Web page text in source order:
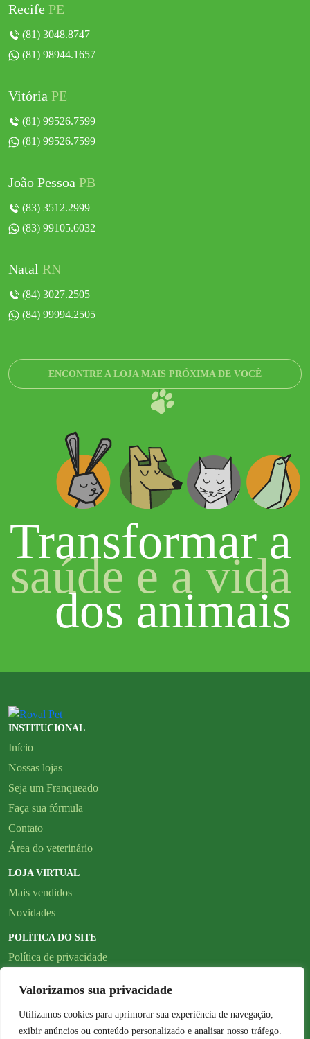
Valorizamos sua privacidade
Utilizamos cookies para aprimorar sua experiência de navegação,
exibir anúncios ou conteúdo personalizado e analisar nosso tráfego.
Recife PE
(81) 3048.8747
(81) 98944.1657
Vitória PE
(81) 99526.7599
(81) 99526.7599
João Pessoa PB
(83) 3512.2999
(83) 99105.6032
Natal RN
(84) 3027.2505
(84) 99994.2505
ENCONTRE A LOJA MAIS PRÓXIMA DE VOCÊ
Transformar a
saúde e a vida
dos animais
INSTITUCIONAL
Início
Nossas lojas
Seja um Franqueado
Faça sua fórmula
Contato
Área do veterinário
LOJA VIRTUAL
Mais vendidos
Novidades
POLÍTICA DO SITE
Política de privacidade
REDES SOCIAIS